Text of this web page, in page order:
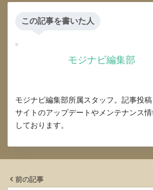
この記事を書いた人
モジナビ編集部
モジナビ編集部所属スタッフ。記事投稿
サイトのアップデートやメンテナンス
しております。
前の記事